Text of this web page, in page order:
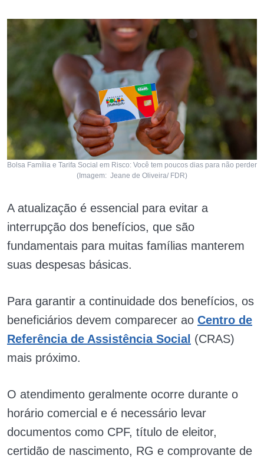
Bolsa Família e Tarifa Social em Risco: Você tem poucos dias para não perder
(Imagem: Jeane de Oliveira/ FDR)
A atualização é essencial para evitar a
interrupção dos benefícios, que são
fundamentais para muitas famílias manterem
suas despesas básicas.
Para garantir a continuidade dos benefícios, os
beneficiários devem comparecer ao Centro de
Referência de Assistência Social (CRAS)
mais próximo.
O atendimento geralmente ocorre durante o
horário comercial e é necessário levar
documentos como CPF, título de eleitor,
certidão de nascimento, RG e comprovante de